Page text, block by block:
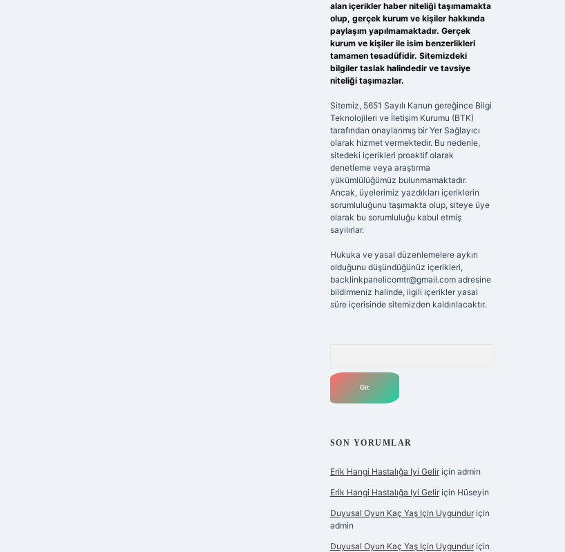
alan içerikler haber niteliği taşımamakta
olup, gerçek kurum ve kişiler hakkında
paylaşım yapılmamaktadır. Gerçek
kurum ve kişiler ile isim benzerlikleri
tamamen tesadüfidir. Sitemizdeki
bilgiler taslak halindedir ve tavsiye
niteliği taşımazlar.
Sitemiz, 5651 Sayılı Kanun gereğince Bilgi
Teknolojileri ve İletişim Kurumu (BTK)
tarafından onaylanmış bir Yer Sağlayıcı
olarak hizmet vermektedir. Bu nedenle,
sitedeki içerikleri proaktif olarak
denetleme veya araştırma
yükümlülüğümüz bulunmamaktadır.
Ancak, üyelerimiz yazdıkları içeriklerin
sorumluluğunu taşımakta olup, siteye üye
olarak bu sorumluluğu kabul etmiş
sayılırlar.
Hukuka ve yasal düzenlemelere aykırı
olduğunu düşündüğünüz içerikleri,
backlinkpanelicomtr@gmail.comadresine
bildirmeniz halinde, ilgili içerikler yasal
süre içerisinde sitemizden kaldırılacaktır.
SON YORUMLAR
Erik Hangi Hastalığa Iyi Geliriçin admin
Erik Hangi Hastalığa Iyi Geliriçin Hüseyin
Duyusal Oyun Kaç Yaş Için Uygunduriçin
admin
Duyusal Oyun Kaç Yaş Için Uygunduriçin